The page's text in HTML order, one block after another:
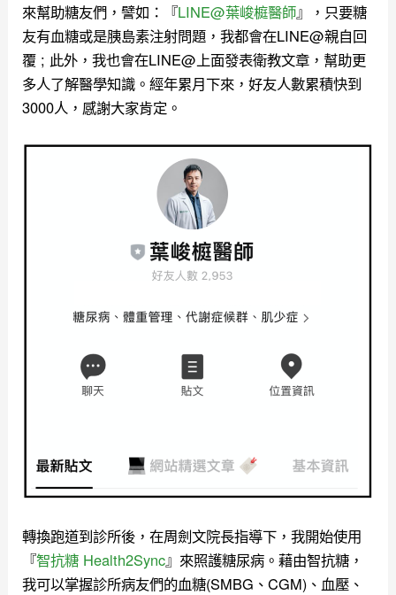
來幫助糖友們，譬如：『LINE@葉峻榳醫師』，只要糖
友有血糖或是胰島素注射問題，我都會在LINE@親自回
覆 ; 此外，我也會在LINE@上面發表衛教文章，幫助更
多人了解醫學知識。經年累月下來，好友人數累積快到
3000人，感謝大家肯定。
轉換跑道到診所後，在周劍文院長指導下，我開始使用
『智抗糖 Health2Sync』來照護糖尿病。藉由智抗糖，
我可以掌握診所病友們的血糖(SMBG、CGM)、血壓、